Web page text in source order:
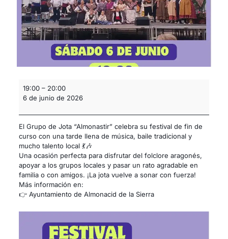
19:00 – 20:00
6 de junio de 2026
El Grupo de Jota “Almonastir” celebra su festival de fin de
curso con una tarde llena de música, baile tradicional y
mucho talento local 💃🎶
Una ocasión perfecta para disfrutar del folclore aragonés,
apoyar a los grupos locales y pasar un rato agradable en
familia o con amigos. ¡La jota vuelve a sonar con fuerza!
Más información en:
👉 Ayuntamiento de Almonacid de la Sierra